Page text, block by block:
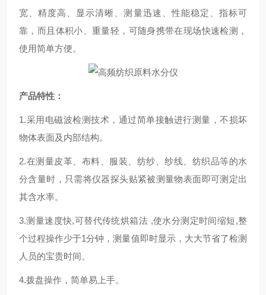
宽、精度高、显示清晰、测量迅速、性能稳定、指标可
靠，而且体积小、重量轻，可随身携带在现场快速检测，
使用简单方便。
产品特性：
1.采用电磁波检测技术，通过简单接触进行测量，不损坏
物体表面及内部结构。
2.在测量皮革、布料、服装、纺纱、纱线、纺织品等的水
分含量时，只需将仪器探头贴紧被测量物表面即可测定出
其含水率。
3.测量速度快,可替代传统烘箱法 ,使水分测定时间缩短,整
个过程操作少于1分钟，测量值即时显示，大大节省了检测
人员的宝贵时间。
4.拨盘操作，简单易上手。